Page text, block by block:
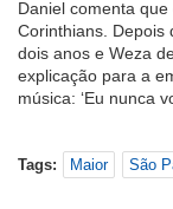
Daniel comenta
Corinthians. Depois
dois anos e Weza
explicação para a
música: ‘Eu nunca
Tags: Maior São